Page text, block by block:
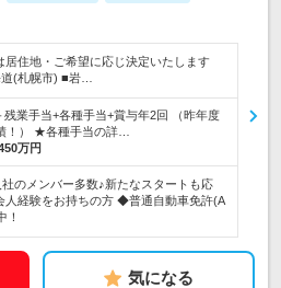
住地・ご希望に応じ決定いたします
道(札幌市) ■岩…
残業手当+各種手当+賞与年2回 （昨年度
！） ★各種手当の詳…
万円
社のメンバー多数♪新たなスタートも応
経験をお持ちの方 ◆普通自動車免許(A
！
気になる